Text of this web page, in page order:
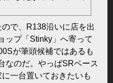
で、R138沿いに店を出
ップ「Stinky」へ寄って
が筆頭候補ではあるも
なのだ。やっぱSRベース
一台置いておきたいも